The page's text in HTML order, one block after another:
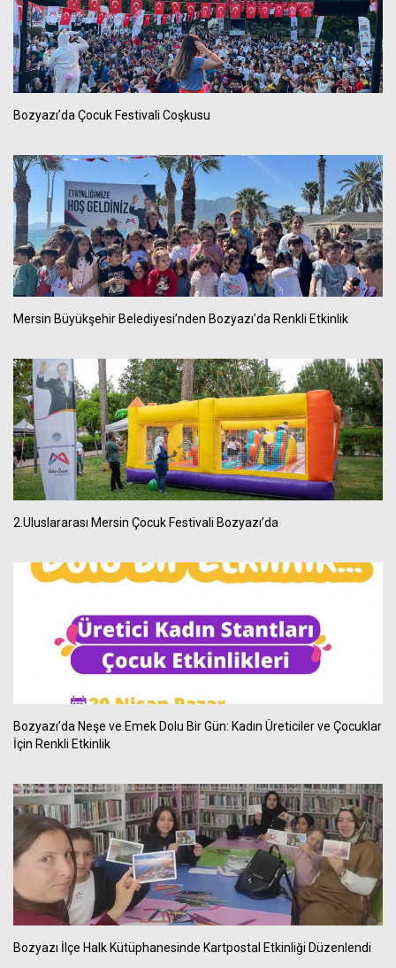
Bozyazı’da Çocuk Festivali Coşkusu
Mersin Büyükşehir Belediyesi’nden Bozyazı’da Renkli Etkinlik
2.Uluslararası Mersin Çocuk Festivali Bozyazı’da
Bozyazı’da Neşe ve Emek Dolu Bir Gün: Kadın Üreticiler ve Çocuklar
İçin Renkli Etkinlik
Bozyazı İlçe Halk Kütüphanesinde Kartpostal Etkinliği Düzenlendi